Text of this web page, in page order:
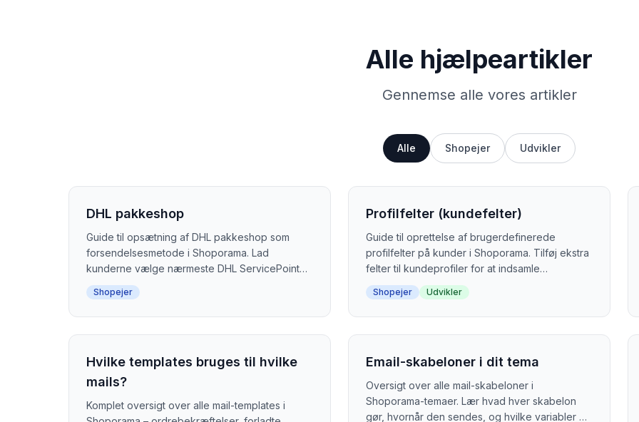
Alle hjælpeartikler
Gennemse alle vores artikler
Alle Shopejer Udvikler
DHL pakkeshop
Guide til opsætning af DHL pakkeshop som
forsendelsesmetode i Shoporama. Lad
kunderne vælge nærmeste DHL ServicePoint
ved checkout.
Shopejer
Profilfelter (kundefelter)
Guide til oprettelse af brugerdefinerede
profilfelter på kunder i Shoporama. Tilføj ekstra
felter til kundeprofiler for at indsamle
supplerende information.
Shopejer Udvikler
Hvilke templates bruges til hvilke
mails?
Komplet oversigt over alle mail-templates i
Email-skabeloner i dit tema
Oversigt over alle mail-skabeloner i
Shoporama-temaer. Lær hvad hver skabelon
gør, hvornår den sendes, og hvilke variabler du